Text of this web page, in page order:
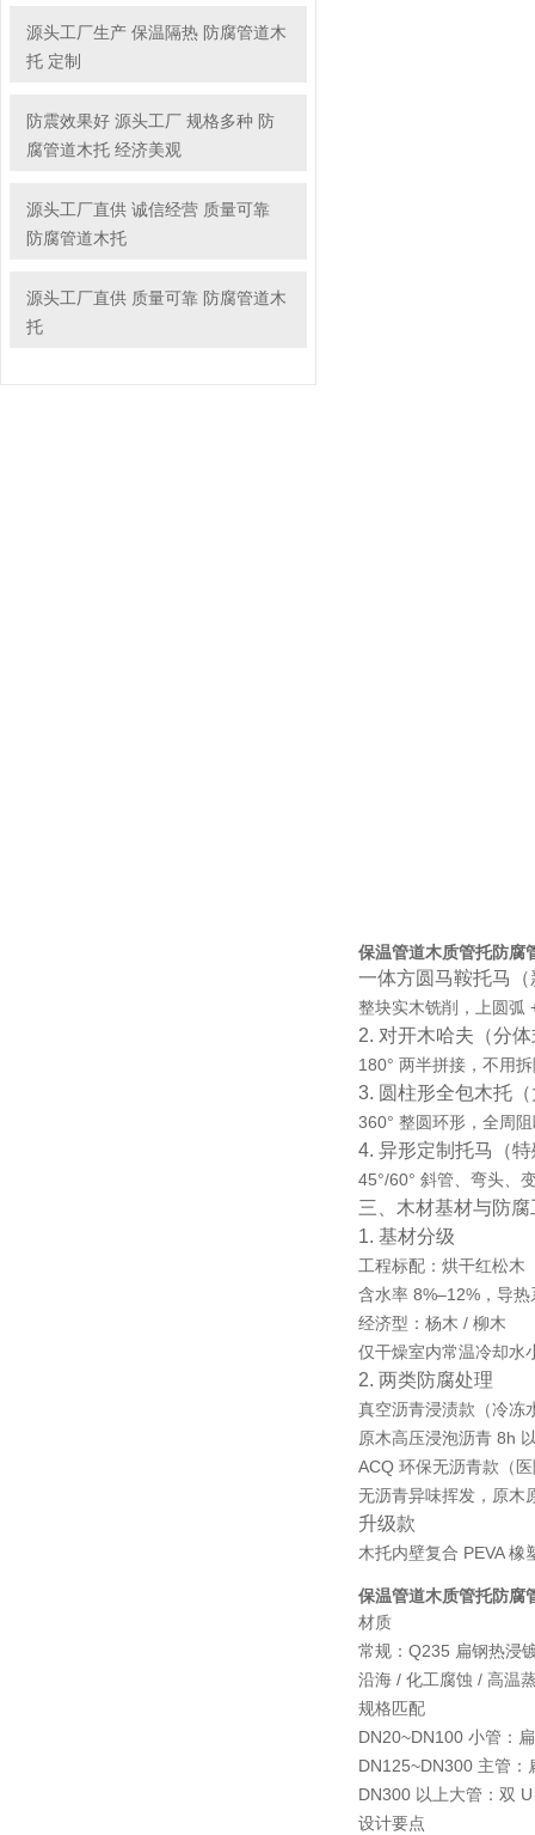
源头工厂生产 保温隔热 防腐管道木
托 定制
防震效果好 源头工厂 规格多种 防
腐管道木托 经济美观
源头工厂直供 诚信经营 质量可靠
防腐管道木托
源头工厂直供 质量可靠 防腐管道木
托
保温管道木质管托防腐
一体方圆马鞍托马
整块实木铣削， 上圆弧
2. 对开木哈夫（分
180° 两半拼接，不用
3. 圆柱形全包木托
360° 整圆环形，全周
4. 异形定制托马（
45°/60° 斜管、弯头、
三、木材基材与防
1. 基材分级
工程标配：烘干红松木
含水率 8%–12%，导
经济型：杨木 / 柳木
仅干燥室内常温冷却水
2. 两类防腐处理
真空沥青浸渍款（冷冻
原木高压浸泡沥青 8h
ACQ 环保无沥青款（
无沥青异味挥发，原木
升级款
木托内壁复合 PEVA
保温管道木质管托防腐
材质
常规：Q235 扁钢热浸
沿海 / 化工腐蚀 / 高温
规格匹配
DN20~DN100 小管：
DN125~DN300 主管
DN300 以上大管：双
设计要点